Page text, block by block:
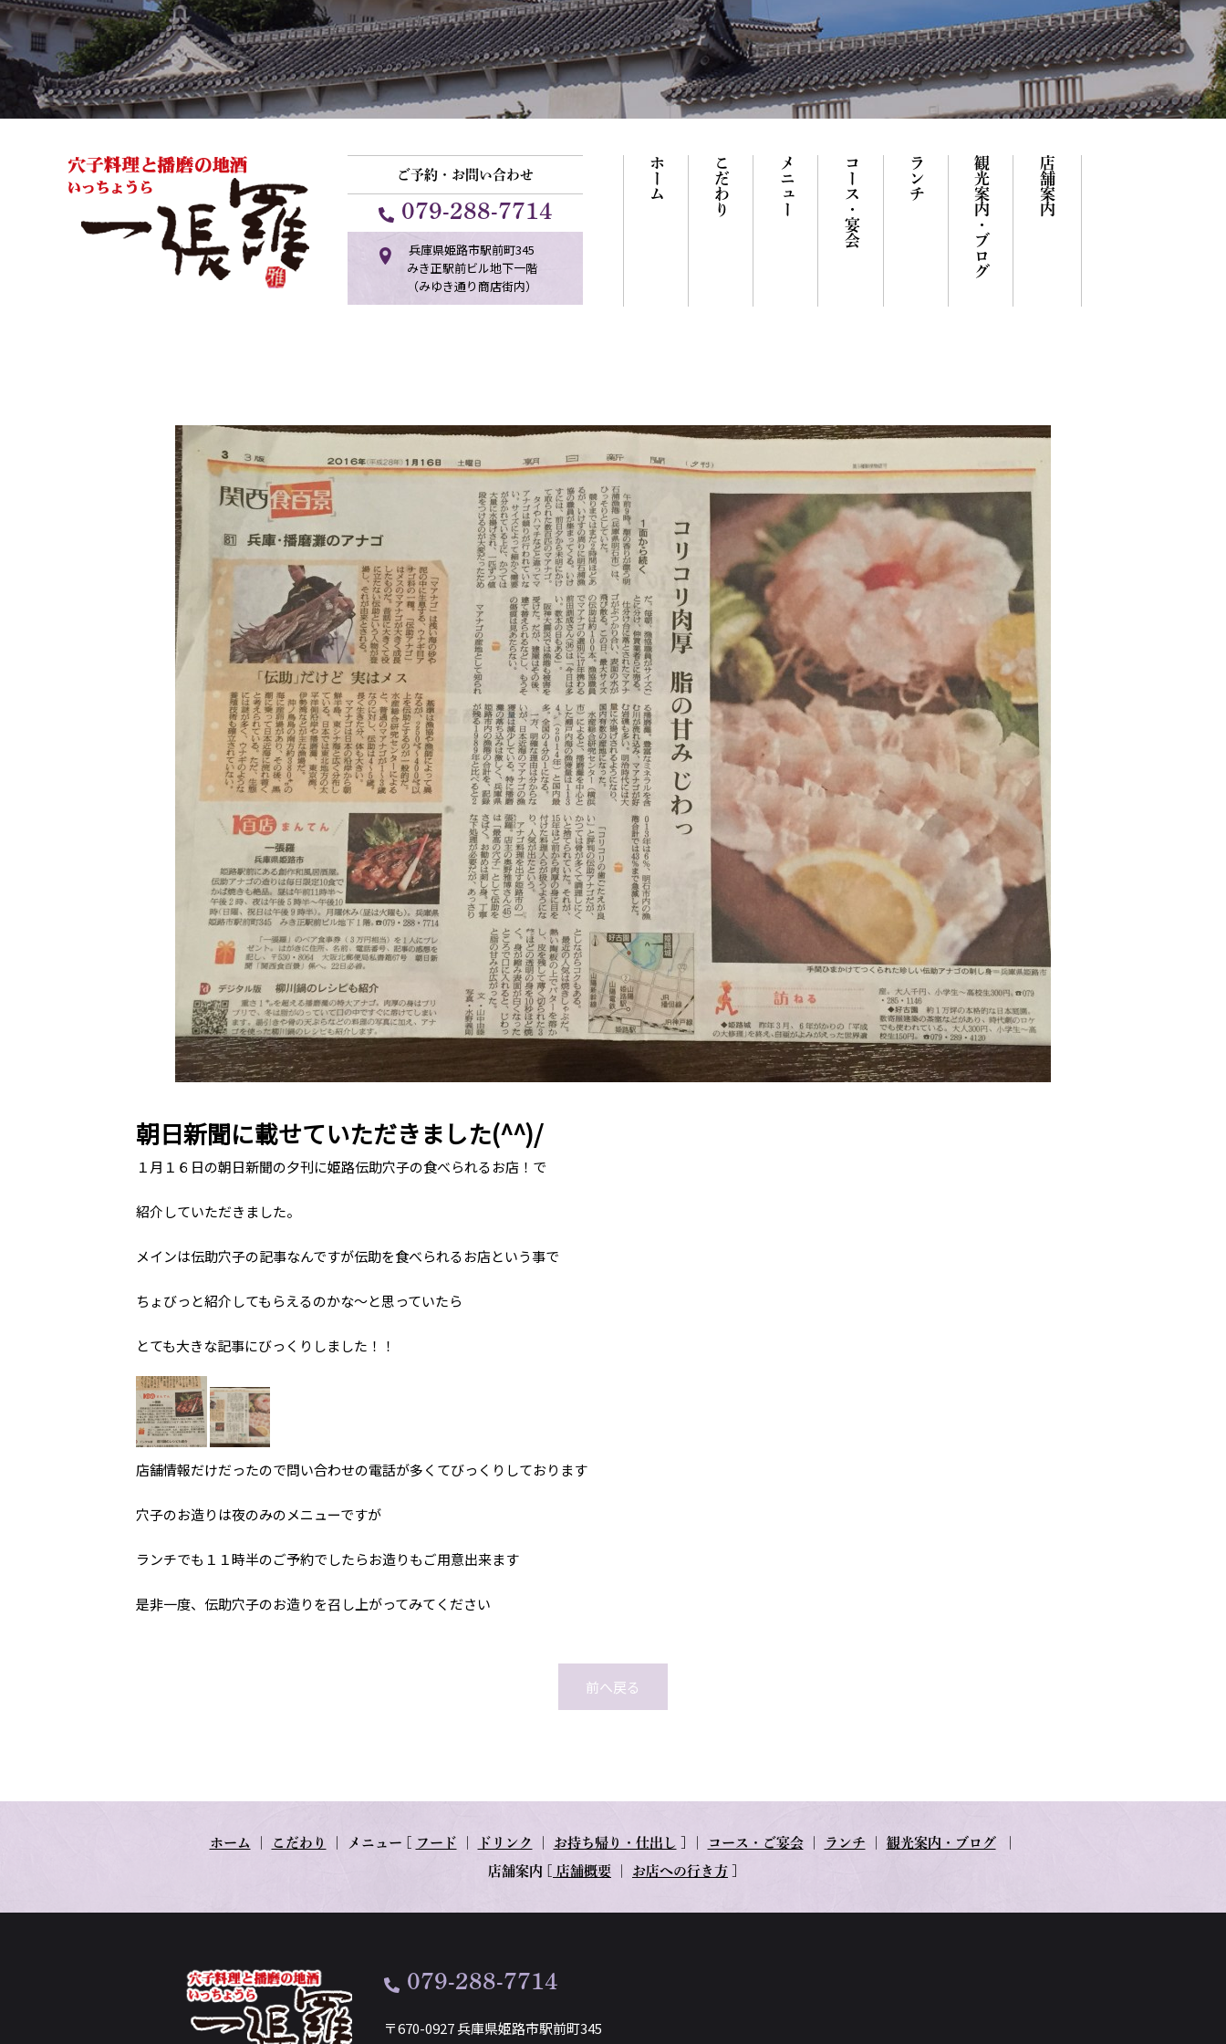
ご予約・お問い合わせ
079-288-7714
兵庫県姫路市駅前町345
みき正駅前ビル地下一階
（みゆき通り商店街内）
ホーム こだわり メニュー コース・宴会 ランチ 観光案内・ブログ 店舗案内
朝日新聞に載せていただきました(^^)/
１月１６日の朝日新聞の夕刊に姫路伝助穴子の食べられるお店！で
紹介していただきました。
メインは伝助穴子の記事なんですが伝助を食べられるお店という事で
ちょびっと紹介してもらえるのかな～と思っていたら
とても大きな記事にびっくりしました！！
店舗情報だけだったので問い合わせの電話が多くてびっくりしております
穴子のお造りは夜のみのメニューですが
ランチでも１１時半のご予約でしたらお造りもご用意出来ます
是非一度、伝助穴子のお造りを召し上がってみてください
前へ戻る
ホーム こだわり メニュー フード ドリンク お持ち帰り・仕出し コース・ご宴会｜ ランチ 観光案内・ブログ｜
店舗案内 店舗概要 お店への行き方
079-288-7714
〒670-0927 兵庫県姫路市駅前町345